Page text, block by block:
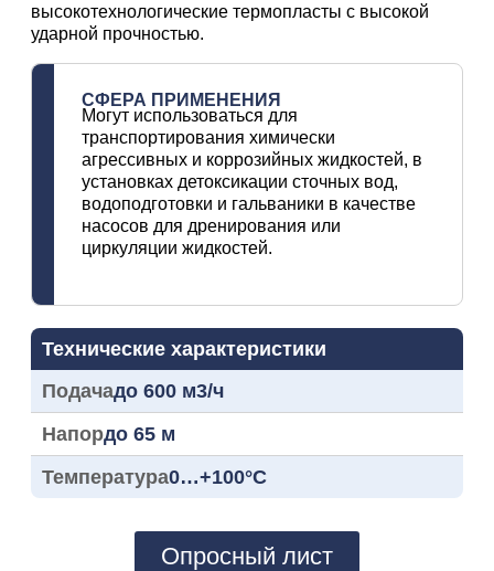
высокотехнологические термопласты с высокой
ударной прочностью.
СФЕРА ПРИМЕНЕНИЯ
Могут использоваться для
транспортирования химически
агрессивных и коррозийных жидкостей, в
установках детоксикации сточных вод,
водоподготовки и гальваники в качестве
насосов для дренирования или
циркуляции жидкостей.
Технические характеристики
Подачадо 600 м3/ч
Напордо 65 м
Температура0…+100°С
Опросный лист